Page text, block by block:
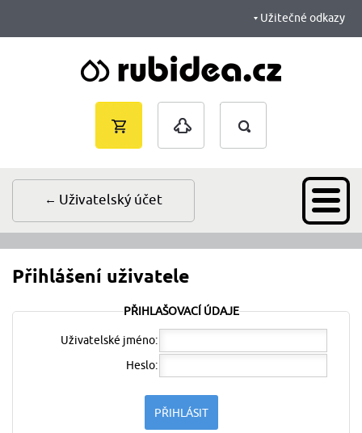
košík je
Vyhledávání
Přihlášení uživatele
PŘIHLAŠOVACÍ ÚDAJE
Uživatelské jméno:
Heslo:
Uživatelský účet
Užitečné odkazy